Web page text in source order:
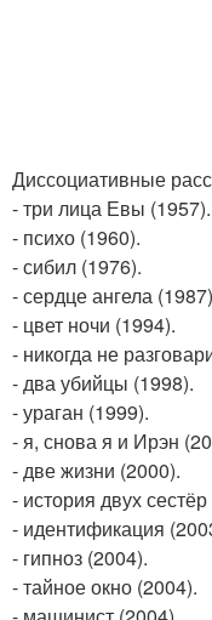
Диссоциативные
- три лица Евы (1957).
- психо (1960).
- сибил (1976).
- сердце ангела
- цвет ночи (1994).
- никогда не
- два убийцы (1998).
- ураган (1999).
- я, снова я и Ирэн
- две жизни (2000).
- история двух
- идентификация
- гипноз (2004).
- тайное окно (2004).